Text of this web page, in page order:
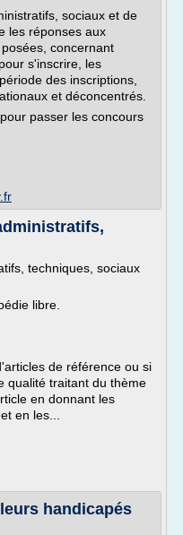
sociaux et de
les réponses aux
concernant
s'inscrire, les
des inscriptions,
et déconcentrés.
passer les concours
techniques, sociaux
libre.
de référence ou si
qualité traitant du thème
en donnant les
en les...
handicapés